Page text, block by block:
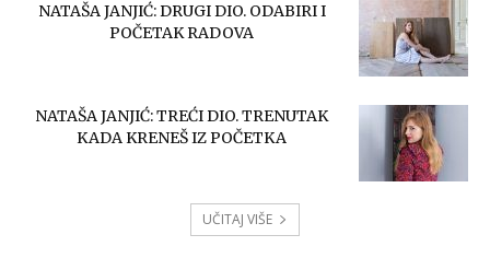
NATAŠA JANJIĆ: DRUGI DIO. ODABIRI I
POČETAK RADOVA
NATAŠA JANJIĆ: TREĆI DIO. TRENUTAK
KADA KRENEŠ IZ POČETKA
UČITAJ VIŠE